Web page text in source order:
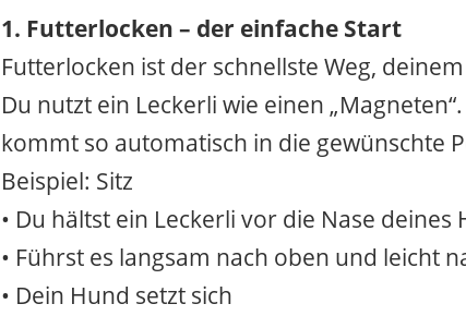
1. Futterlocken – der einfache Start
Futterlocken ist der schnellste Weg,
Du nutzt ein Leckerli wie einen
kommt so automatisch in die gewünschte
Beispiel: Sitz
• Du hältst ein Leckerli vor die Nase deines
• Führst es langsam nach oben und leicht
• Dein Hund setzt sich